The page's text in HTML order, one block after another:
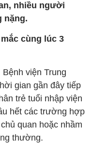
nhiều người
nặng.
cùng lúc 3
viện Trung
gian gần đây tiếp
trẻ tuổi nhập viện
hết các trường hợp
quan hoặc nhầm
thường.